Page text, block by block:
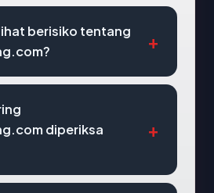
berisiko tentang
diperiksa